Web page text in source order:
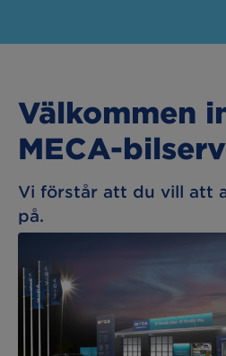
Välkommen
MECA-
Vi förstår att du vill att
på.